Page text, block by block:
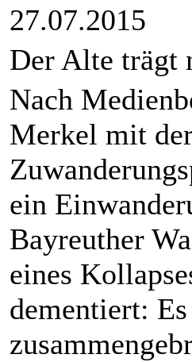
27.07.2015
Der Alte trägt
Nach
Merkel mit
ein
Bayreuther
eines
dementiert: